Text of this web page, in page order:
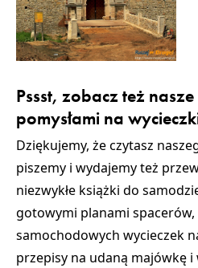
Pssst, zobacz też
pomysłami na
Dziękujemy, że czytasz
piszemy i wydajemy też
niezwykłe książki do
gotowymi planami spacerów,
samochodowych wycieczek
przepisy na udaną majówkę i